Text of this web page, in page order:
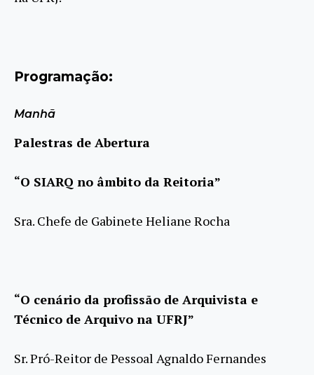
Programação:
Manhã
Palestras de Abertura
“O SIARQ no âmbito da Reitoria”
Sra. Chefe de Gabinete Heliane Rocha
“O cenário da profissão de Arquivista e
Técnico de Arquivo na UFRJ”
Sr. Pró-Reitor de Pessoal Agnaldo Fernandes